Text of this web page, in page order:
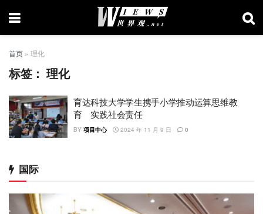
首页 » 理化
标签：理化
育达科技大学学生携手小学推动运算思维教
育 实践社会责任
BY 项目中心 2024 年 11 月 9 日 0
国际